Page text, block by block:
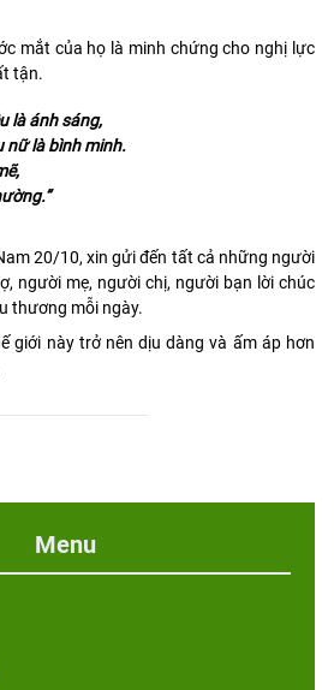
mắt của họ là minh chứng cho nghị lực
tận.
là ánh sáng,
nữ là bình minh.
20/10, xin gửi đến tất cả những người
người mẹ, người chị, người bạn lời chúc
thương mỗi ngày.
giới này trở nên dịu dàng và ấm áp hơn
Menu